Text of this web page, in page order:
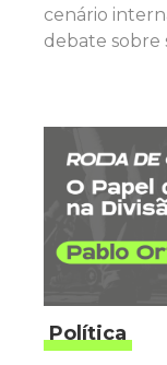
cenário
debate sobre
Política